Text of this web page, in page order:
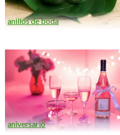
anillos de boda
aniversario